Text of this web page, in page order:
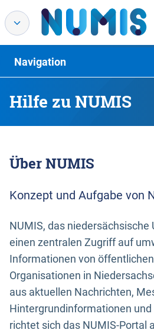
Hilfe zu NUMIS
Navigation
Über NUMIS
Konzept und Aufgabe von
NUMIS, das
einen zentralen Zugriff auf
Informationen von
Organisationen in
aus aktuellen Nachrichten,
Hintergrundinformationen
richtet sich das NUMIS-Portal